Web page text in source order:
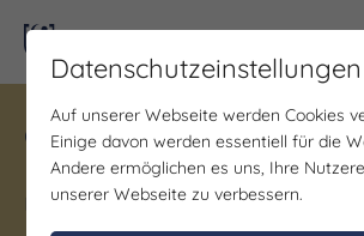
Gewinne ein Blind Date
Unstrut! Teilnahme vom 1.7.
möglich.
Datenschutzeinstellungen
Auf unserer Webseite werden Cookies
Einige davon werden essentiell für die
Andere ermöglichen es uns, Ihre
unserer Webseite zu verbessern.